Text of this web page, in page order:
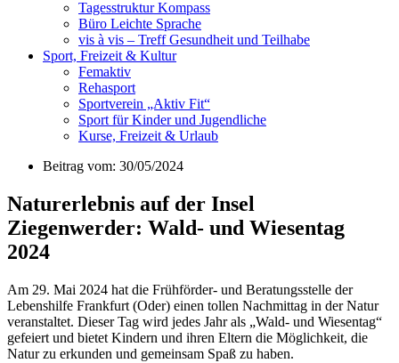
Tagesstruktur Kompass
Büro Leichte Sprache
vis à vis – Treff Gesundheit und Teilhabe
Sport, Freizeit & Kultur
Femaktiv
Rehasport
Sportverein „Aktiv Fit“
Sport für Kinder und Jugendliche
Kurse, Freizeit & Urlaub
Beitrag vom: 30/05/2024
Naturerlebnis auf der Insel
Ziegenwerder: Wald- und Wiesentag
2024
Am 29. Mai 2024 hat die Frühförder- und Beratungsstelle der
Lebenshilfe Frankfurt (Oder) einen tollen Nachmittag in der Natur
veranstaltet. Dieser Tag wird jedes Jahr als „Wald- und Wiesentag“
gefeiert und bietet Kindern und ihren Eltern die Möglichkeit, die
Natur zu erkunden und gemeinsam Spaß zu haben.